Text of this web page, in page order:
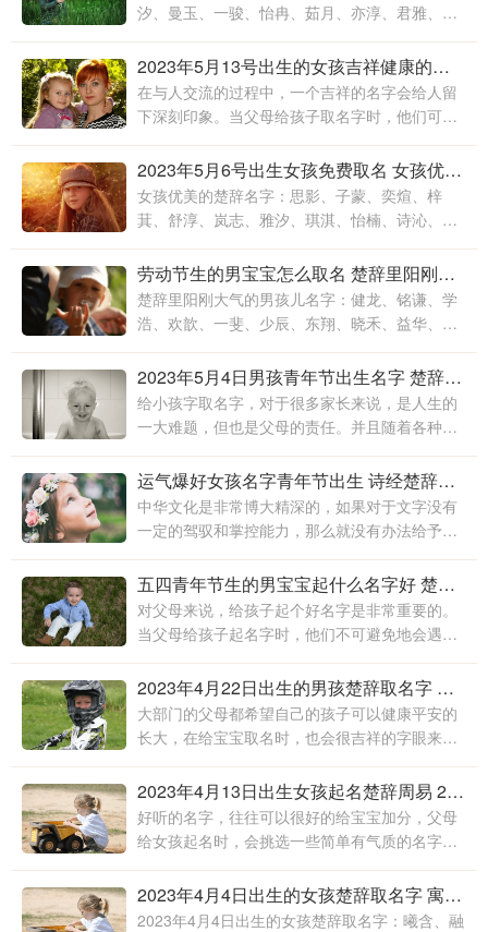
汐、曼玉、一骏、怡冉、茹月、亦淳、君雅、轩
羽、思皓、芷悦、佳洛、小熙、亦君、潇若、茹
仪、嘉音、安晴、凡雯、
2023年5月13号出生的女孩吉祥健康的名字 女孩优美的楚辞名字
在与人交流的过程中，一个吉祥的名字会给人留
下深刻印象。当父母给孩子取名字时，他们可以
选择一个有良好含义的名字。这样的名字会给孩
子带来很多好处。一些父母也会把对孩子的爱融
入孩子的名字中
2023年5月6号出生女孩免费取名 女孩优美的楚辞名字
女孩优美的楚辞名字：思影、子蒙、奕煊、梓
萁、舒淳、岚志、雅汐、琪淇、怡楠、诗沁、弘
睿、润宁、雯溪、子艳、蕊艳、熙芮、语皓、红
玲、潇澜、妤晨、颐丹、睿琛、
劳动节生的男宝宝怎么取名 楚辞里阳刚大气的男孩儿名字
楚辞里阳刚大气的男孩儿名字：健龙、铭谦、学
浩、欢歆、一斐、少辰、东翔、晓禾、益华、若
峰、仁辉、诗恬、均杰、泉鑫、家聪、云容、亦
淼、亦森、雨熹、彦汝、庆涵
2023年5月4日男孩青年节出生名字 楚辞里阳刚大气的男孩儿名字
给小孩字取名字，对于很多家长来说，是人生的
一大难题，但也是父母的责任。并且随着各种数
据的显示和分享，父母们更不会随意给小孩取名
字。尤其是给男孩子取名字，因为男孩长大后运气爆好女孩名字青年节出生 诗经楚辞小清新女孩名字
中华文化是非常博大精深的，如果对于文字没有
一定的驾驭和掌控能力，那么就没有办法给予孩
子一个好的名字，对于父母来说如果没有一定的
文学素养，就没有办法给予孩子一个好名字 五四青年节生的男宝宝起什么名字好 楚辞中儒雅诗意男孩子名字
对父母来说，给孩子起个好名字是非常重要的。
当父母给孩子起名字时，他们不可避免地会遇到
一些困难，无论是在发音和单词组合上，还是在
选择名字的意义上。毕竟，孩子是父母的孩子 2023年4月22日出生的男孩楚辞取名字 寓意花的名字
大部门的父母都希望自己的孩子可以健康平安的
长大，在给宝宝取名时，也会很吉祥的字眼来取
名。在中国都讲究大吉大利，一个吉祥的名字可
以给予孩子带来更多的好运。也能将父母对孩子
的爱
2023年4月13日出生女孩起名楚辞周易 2023年出生的兔宝宝取名大全
好听的名字，往往可以很好的给宝宝加分，父母
给女孩起名时，会挑选一些简单有气质的名字，
这样的名字可以给他人留下好印象，简单也好
记，更有助于人际交友。给女孩起名，父母也可
以从培养女孩性格的方面出发
2023年4月4日出生的女孩楚辞取名字 寓意一生衣食无忧的名字
2023年4月4日出生的女孩楚辞取名字：曦含、融